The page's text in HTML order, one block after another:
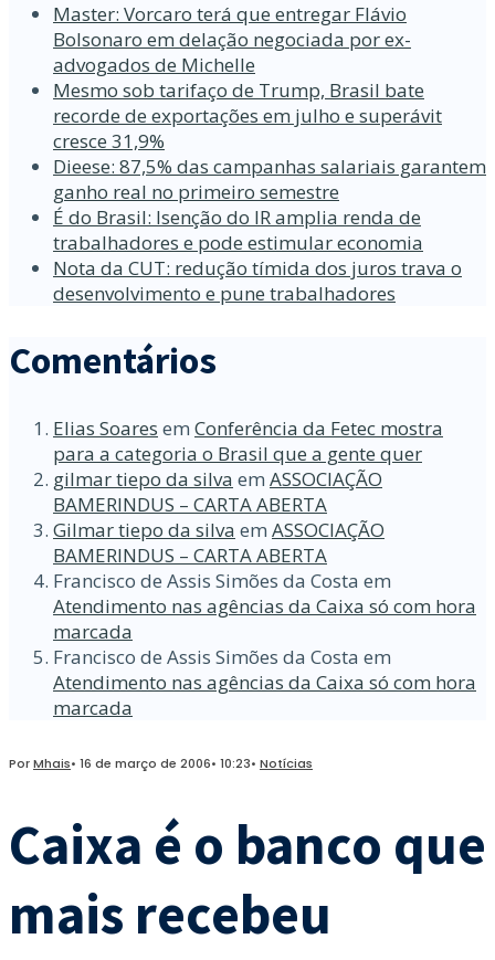
Master: Vorcaro terá que entregar Flávio
Bolsonaro em delação negociada por ex-
advogados de Michelle
Mesmo sob tarifaço de Trump, Brasil bate
recorde de exportações em julho e superávit
cresce 31,9%
Dieese: 87,5% das campanhas salariais garantem
ganho real no primeiro semestre
É do Brasil: Isenção do IR amplia renda de
trabalhadores e pode estimular economia
Nota da CUT: redução tímida dos juros trava o
desenvolvimento e pune trabalhadores
Comentários
Elias Soares em Conferência da Fetec mostra
para a categoria o Brasil que a gente quer
gilmar tiepo da silva em ASSOCIAÇÃO
BAMERINDUS – CARTA ABERTA
Gilmar tiepo da silva em ASSOCIAÇÃO
BAMERINDUS – CARTA ABERTA
Francisco de Assis Simões da Costa em
Atendimento nas agências da Caixa só com hora
marcada
Francisco de Assis Simões da Costa em
Atendimento nas agências da Caixa só com hora
marcada
PorMhais• 16 de março de 2006• 10:23• Notícias
Caixa é o banco que
mais recebeu